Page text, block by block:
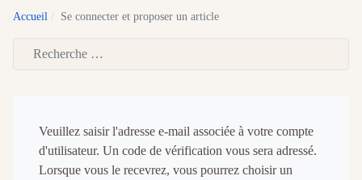
Accueil Se connecter et proposer un article
Veuillez saisir l'adresse e-mail associée à votre compte
d'utilisateur. Un code de vérification vous sera adressé.
Lorsque vous le recevrez, vous pourrez choisir un